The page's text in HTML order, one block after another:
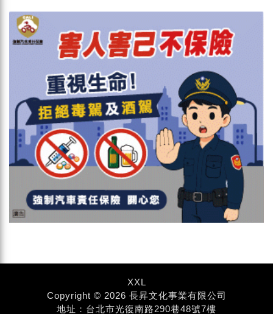
XXL
Copyright © 2026 長昇文化事業有限公司
地址：台北市光復南路290巷48號7樓